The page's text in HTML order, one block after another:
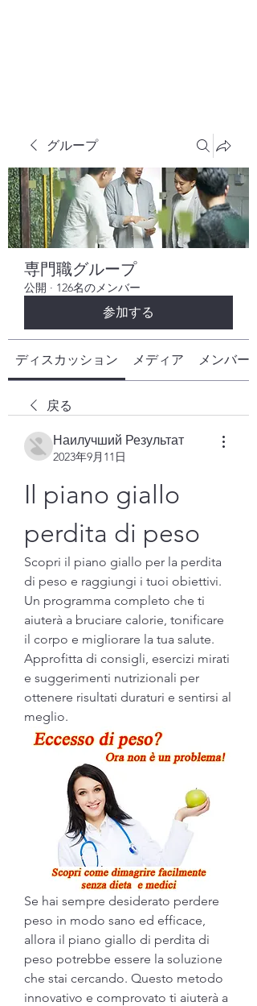
グループ
専門職グループ
公開 · 126名のメンバー
参加する
ディスカッション メディア メンバー
戻る
Наилучший Результат
2023年9月11日
Il piano giallo
perdita di peso
Scopri il piano giallo per la perdita
di peso e raggiungi i tuoi obiettivi.
Un programma completo che ti
aiuterà a bruciare calorie, tonificare
il corpo e migliorare la tua salute.
Approfitta di consigli, esercizi mirati
e suggerimenti nutrizionali per
ottenere risultati duraturi e sentirsi al
meglio.
Se hai sempre desiderato perdere
peso in modo sano ed efficace,
allora il piano giallo di perdita di
peso potrebbe essere la soluzione
che stai cercando. Questo metodo
innovativo e comprovato ti aiuterà a